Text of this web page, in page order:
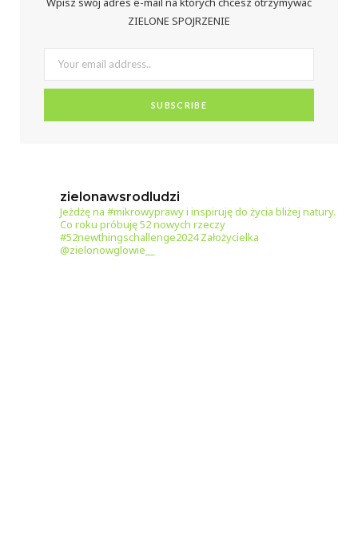
ZIELONE SPOJRZENIE
zielonawsrodludzi
Jeżdżę na #mikrowyprawy i inspiruję do życia bliżej natury.
Co roku próbuję 52 nowych rzeczy
#52newthingschallenge2024Założycielka
@zielonowglowie__